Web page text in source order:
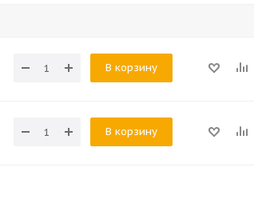
В корзину
В корзину